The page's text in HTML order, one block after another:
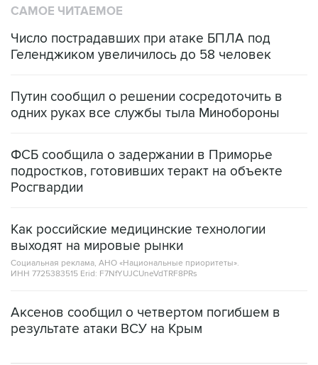
Число пострадавших при атаке БПЛА под
Путин сообщил о решении сосредоточить в
ФСБ сообщила о задержании в Приморье
Росгвардии
Как российские медицинские технологии
Социальная реклама, АНО «Национальные приоритеты».
ИНН 7725383515 Erid: F7NfYUJCUneVdTRF8PRs